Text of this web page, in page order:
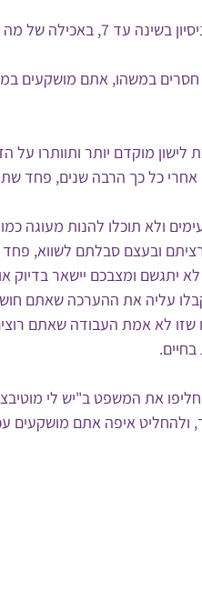
המוטיבציה שלנו נמצאת במשהו בקיים, יש לה כבר
במשהו, אתם מושקעים
לישון עד 7, שתצטרכו ללכת לישון מוקדם יותר
אחרי כל כך הרבה שנים, פחד
ולא תוכלו להנות מעוגה
ובעצם סבלתם לשווא,
יתגשם ומצבכם יישאר בדיוק
עליה את ההערכה שאתם
לא אמת העבודה שאתם
את המשפט ב"יש לי
ולהחליט איפה אתם מושקעים